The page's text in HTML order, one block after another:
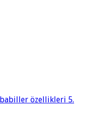
babiller özellikleri 5.